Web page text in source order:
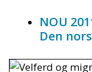
NOU
Den